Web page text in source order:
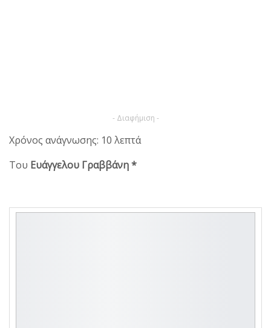
- Διαφήμιση -
Χρόνος ανάγνωσης: 10 λεπτά
Του Ευάγγελου Γραββάνη *